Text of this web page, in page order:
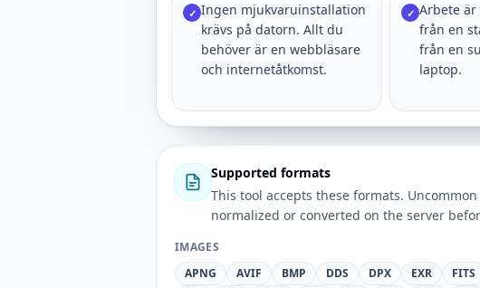
✓ Ingen mjukvaruinstallation
krävs på datorn. Allt du
behöver är en webbläsare
och internetåtkomst.
✓ Arbete
från en
från en
laptop.
Supported formats
This tool accepts these formats.
normalized or converted on the server
IMAGES
APNG
AVIF BMP DDS DPX EXR FITS